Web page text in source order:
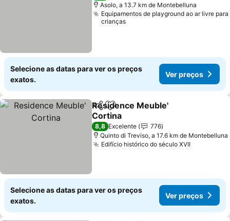
Asolo, a 13.7 km de Montebelluna
Equipamentos de playground ao ar livre para
crianças
Selecione as datas para ver os preços
exatos.
Ver preços
PartilharAdicionar aos favoritos
Residence Meuble'
Cortina
Ver preços
8,8 Excelente
776
Quinto di Treviso, a 17.6 km de Montebelluna
Edifício histórico do século XVIIVer
Selecione as datas para ver os preços
exatos.
Ver preços